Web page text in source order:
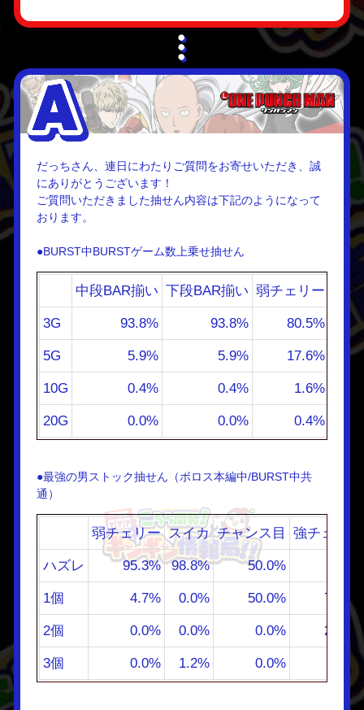
だっちさん、連日にわたりご質問をお寄せいただき、誠
にありがとうございます！
ご質問いただきました抽せん内容は下記のようになって
おります。
●BURST中BURSTゲーム数上乗せ抽せん
中段BAR揃い 下段BAR揃い 弱チェリー ス
3G 93.8% 93.8% 80.5%
5G 5.9% 5.9% 17.6%
10G 0.4% 0.4% 1.6%
20G 0.0% 0.0% 0.4%
●最強の男ストック抽せん（ボロス本編中/BURST中共
通）
弱チェリー スイカ チャンス目 強チェリー
ハズレ 95.3% 98.8% 50.0%
1個 4.7% 0.0% 50.0% 75.0%
2個 0.0% 0.0% 0.0% 25.0%
3個 0.0% 1.2% 0.0% 0.0%